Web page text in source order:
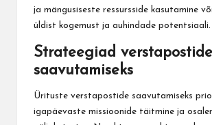
ja mängusiseste ressursside kasutamine
üldist kogemust ja auhindade potentsiaali.
Strateegiad verstapostide
saavutamiseks
Ürituste verstapostide saavutamiseks
igapäevaste missioonide täitmine ja